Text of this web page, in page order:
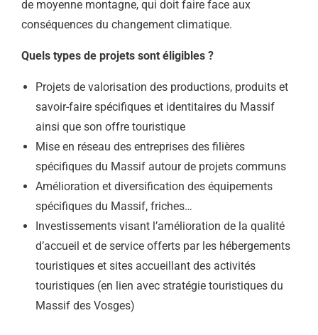
de moyenne montagne, qui doit faire face aux
conséquences du changement climatique.
Quels types de projets sont éligibles ?
Projets de valorisation des productions, produits et
savoir-faire spécifiques et identitaires du Massif
ainsi que son offre touristique
Mise en réseau des entreprises des filières
spécifiques du Massif autour de projets communs
Amélioration et diversification des équipements
spécifiques du Massif, friches…
Investissements visant l’amélioration de la qualité
d’accueil et de service offerts par les hébergements
touristiques et sites accueillant des activités
touristiques (en lien avec stratégie touristiques du
Massif des Vosges)